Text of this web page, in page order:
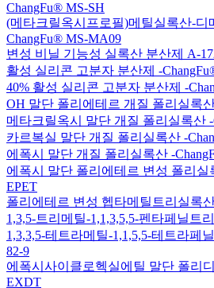
ChangFu® MS-SH
(메타크릴옥시프로필)메틸실록산-디
ChangFu® MS-MA09
변성 비닐 기능성 실록산 분산제 A-
활성 실리콘 고분자 분산제 -
40% 활성 실리콘 고분자 분산제 -
OH 말단 폴리에테르 개질 폴리실록
메타크릴옥시 말단 개질 폴리실록산
카르복실 말단 개질 폴리실록산 -
에폭시 말단 개질 폴리실록산 -
에폭시 말단 폴리에테르 변성 폴리실
EPET
폴리에테르 변성 헵타메틸트리실록
1,3,5-트리메틸-1,1,3,5,5-펜타페닐트
1,3,3,5-테트라메틸-1,1,5,5-테트라페
82-9
에폭시사이클로헥실에틸 말단 폴리
EXDT